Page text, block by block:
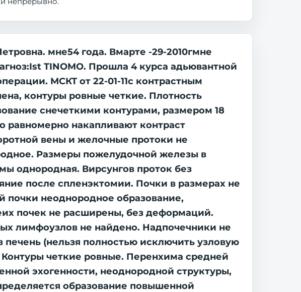
мне54 года. Вмарте -29-2010гмне
TINOMO. Прошла 4 курса адьювантной
МСКТ от 22-01-11с контрастным
контуры ровные четкие. Плотность
снечеткими контурами, размером 18
равномерно накапливают контраст
вены и желочные протоки не
Размеры пожелудочной железы в
однородная. Вирсунгов проток без
после спленэктомии. Почки в размерах не
неоднородное образование,
почек не расширены, без деформаций.
лимфоузлов не найдено. Надпочечники не
(нельзя полностью исключить узловую
Контуры четкие ровные. Перенхима средней
эхогенности, неоднородной структуры,
образование повышенной